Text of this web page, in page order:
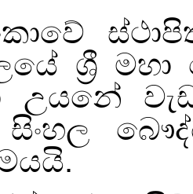
ශ්‍රී
උයනේ
සිංහල